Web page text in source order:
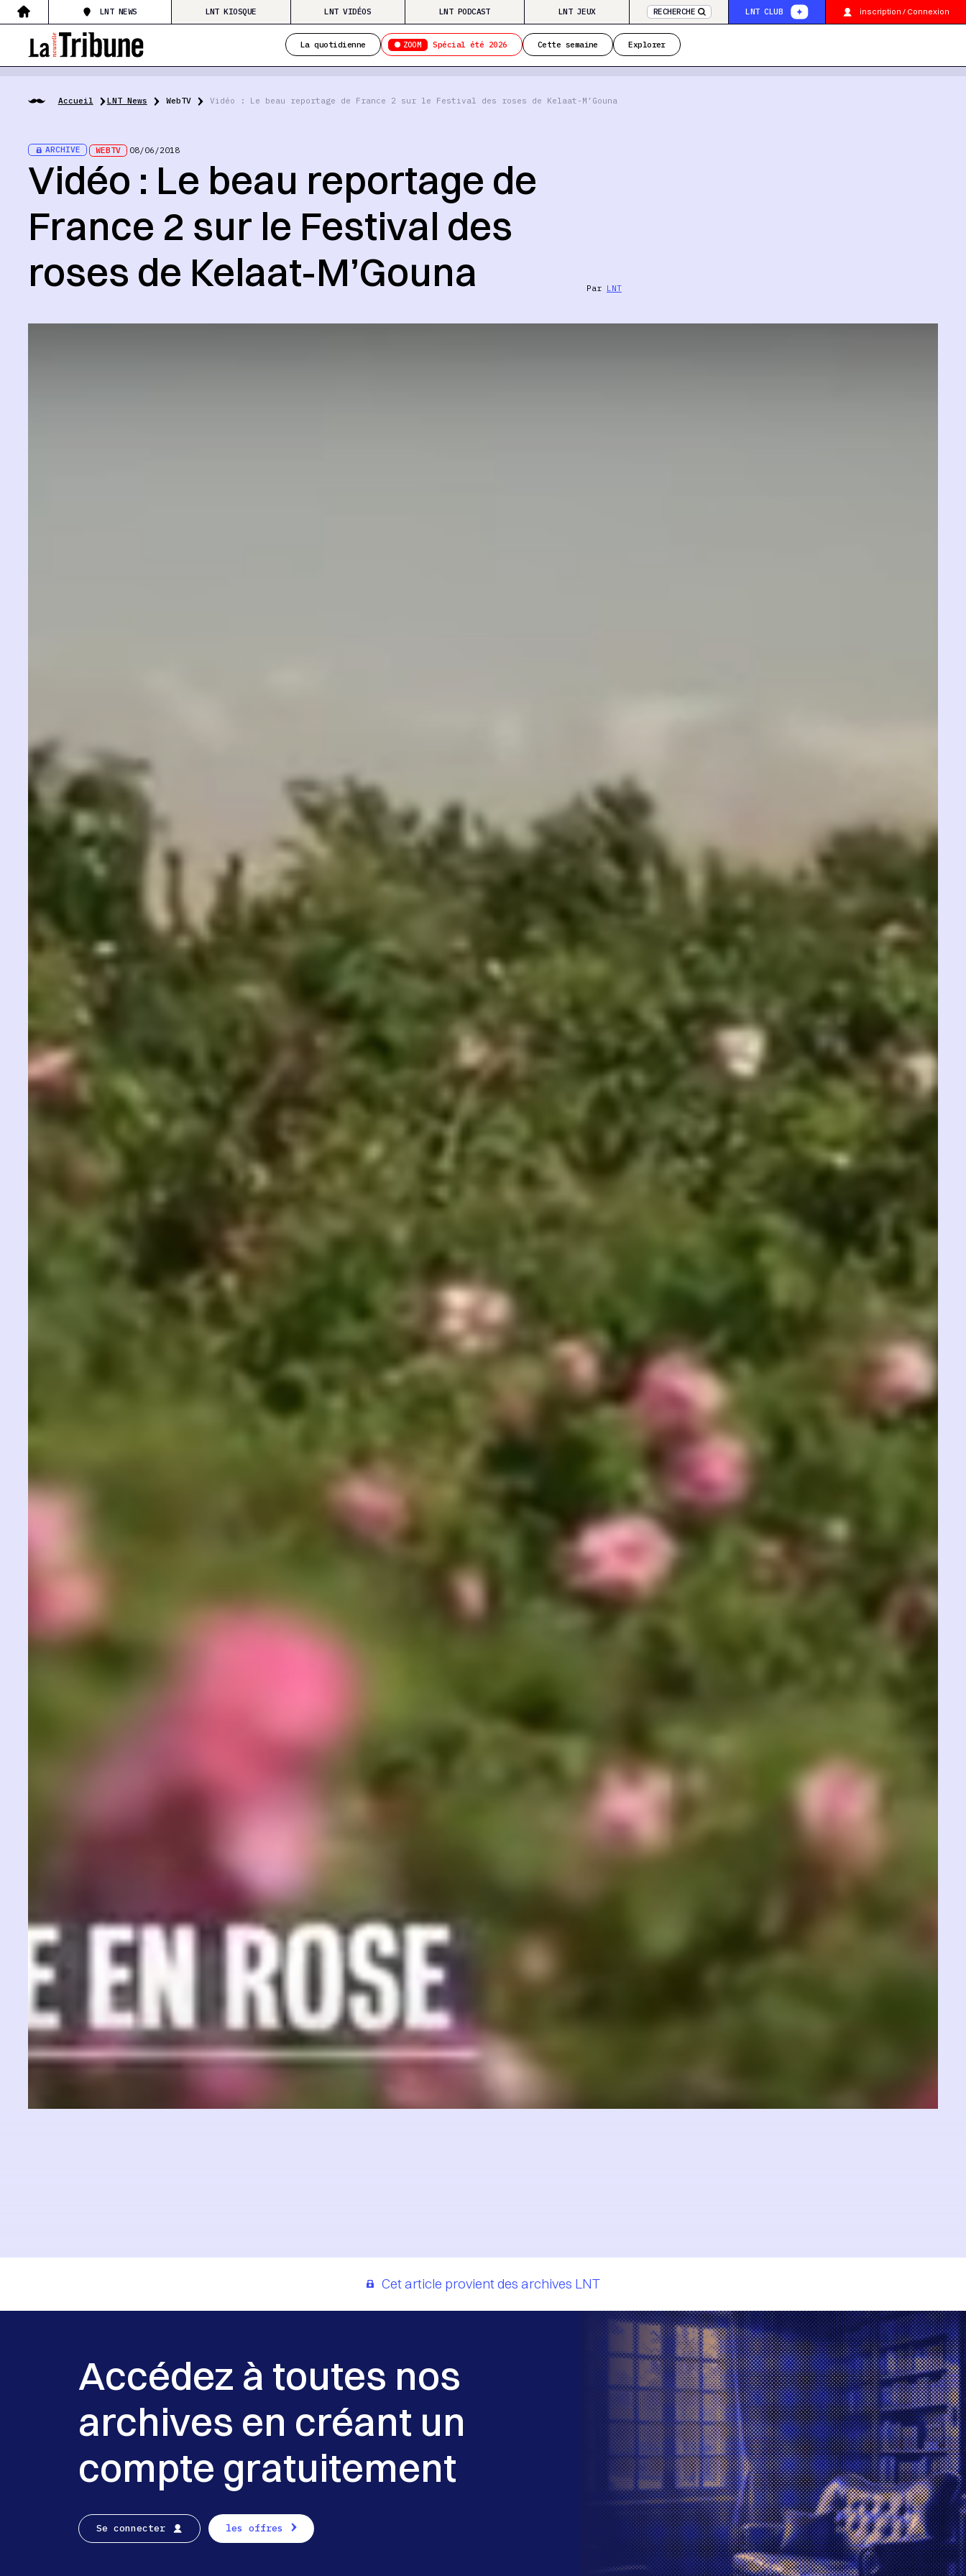
LNT NEWS LNT KIOSQUE LNT VIDÉOS LNT PODCAST LNT JEUX RECHERCHE LNT CLUB inscription / Connexion
La quotidienne ZOOM Spécial été 2026 Cette semaine Explorer
Accueil LNT News WebTV Vidéo : Le beau reportage de France 2 sur le Festival des roses de Kelaat-M’Gouna
ARCHIVE WEBTV 08/06/2018
Vidéo : Le beau reportage de
France 2 sur le Festival des
roses de Kelaat-M’Gouna
Par LNT
Cet article provient des archives LNT
Accédez à toutes nos
archives en créant un
compte gratuitement
Se connecter les offres